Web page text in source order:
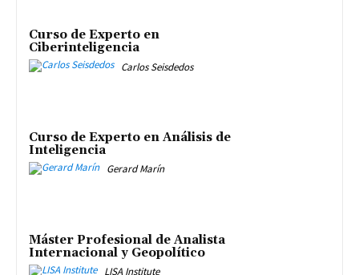
Curso de Experto en
Ciberinteligencia
Carlos Seisdedos
Curso de Experto en Análisis de
Inteligencia
Gerard Marín
Máster Profesional de Analista
Internacional y Geopolítico
LISA Institute